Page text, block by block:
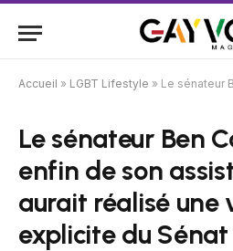
Accueil » LGBT Lifestyle » Le sénateur Ben Cardin parle
Le sénateur Ben
enfin de son
aurait réalisé une
explicite du Sénat